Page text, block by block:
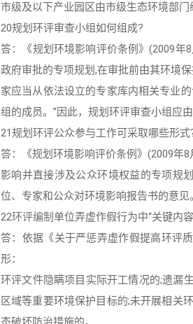
市级及以下产业园区由市级生态环境部门
20规划环评审查小组如何组成?
答：《规划环境影响评价条例》(2009年
政府审批的专项规划,在审批前由其环境
家应当从依法设立的专家库内相关专业
组的成员。”因此，规划环评审查小组应
21规划环评公众参与工作可采取哪些形式
答：《规划环境影响评价条例》(2009年
影响并直接涉及公众环境权益的专项规
位、专家和公众对环境影响报告书的意见
22环评编制单位弄虚作假行为中“关键内
答：依据《关于严惩弄虚作假提高环评
形：
环评文件隐瞒项目实际开工情况的;遗漏
区域等重要环境保护目标的;未开展相关